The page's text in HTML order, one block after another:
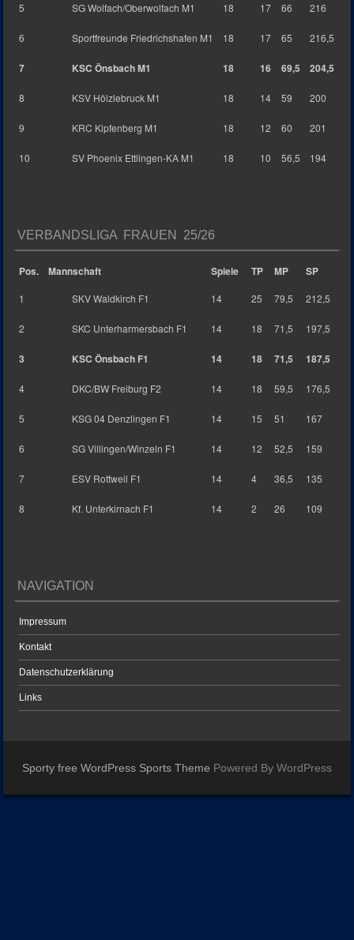
5 SG Wolfach/Oberwolfach M1 18 17 66 216
6 Sportfreunde Friedrichshafen M1 18 17 65 216,5
7 KSC Önsbach M1 18 16 69,5 204,5
8 KSV Hölzlebruck M1 18 14 59 200
9 KRC Kipfenberg M1 18 12 60 201
10 SV Phoenix Ettlingen-KA M1 18 10 56,5 194
VERBANDSLIGA FRAUEN 25/26
Pos. Mannschaft Spiele TP MP SP
1 SKV Waldkirch F1 14 25 79,5 212,5
2 SKC Unterharmersbach F1 14 18 71,5 197,5
3 KSC Önsbach F1 14 18 71,5 187,5
4 DKC/BW Freiburg F2 14 18 59,5 176,5
5 KSG 04 Denzlingen F1 14 15 51 167
6 SG Villingen/Winzeln F1 14 12 52,5 159
7 ESV Rottweil F1 14 4 36,5 135
8 Kf. Unterkirnach F1 14 2 26 109
NAVIGATION
Impressum
Kontakt
Datenschutzerklärung
Links
Sporty free WordPress Sports Theme Powered By WordPress